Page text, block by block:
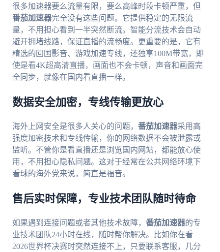
很多加速器要么流量有限，要么高峰时段卡顿严重，但
番茄加速器完全没有这些问题。它提供稳定的无限流
量，不用担心看到一半突然断流。智能分流技术会自动
避开拥堵线路，保证直播的流畅度。更重要的是，它有
精选的回国影音、游戏加速专线，还独享100M带宽，即
使是看4K超高清直播，画面也不会卡顿，声音和画面完
全同步，就像在国内看直播一样。
数据安全加密，专线传输更放心
海外上网安全是很多人关心的问题， 番茄加速器采用高
强度加密技术和专线传输，你的网络数据不会被泄露或
监听。不管你是看直播还是浏览国内网站，都能放心使
用，不用担心隐私问题。这对于经常在公共网络环境下
看球的海外党来说，简直是福音。
售后实时保障，专业技术团队随时待命
如果遇到连接问题或者其他技术故障， 番茄加速器的专
业技术团队24小时在线，随时帮你解决。比如你在看
2026世界杯决赛时突然连接不上，只要联系客服，几分